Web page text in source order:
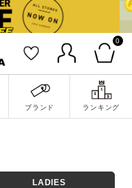
0
ブランド ランキング
LADIES